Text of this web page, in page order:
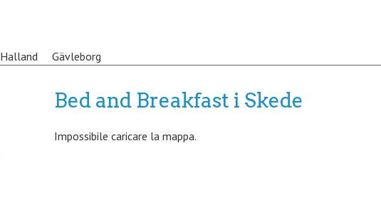
Halland Gävleborg
Bed and Breakfast i Skede
Impossibile caricare la mappa.